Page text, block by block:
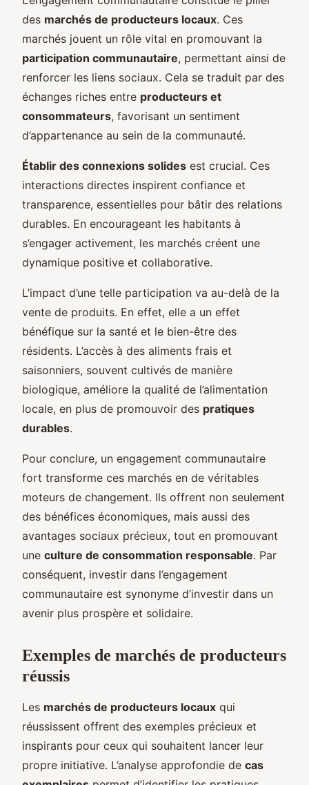
des marchés de producteurs locaux. Ces
marchés jouent un rôle vital en promouvant la
participation communautaire, permettant ainsi de
renforcer les liens sociaux. Cela se traduit par des
échanges riches entre producteurs et
consommateurs, favorisant un sentiment
d’appartenance au sein de la communauté.
Établir des connexions solides est crucial. Ces
interactions directes inspirent confiance et
transparence, essentielles pour bâtir des relations
durables. En encourageant les habitants à
s’engager activement, les marchés créent une
dynamique positive et collaborative.
L’impact d’une telle participation va au-delà de la
vente de produits. En effet, elle a un effet
bénéfique sur la santé et le bien-être des
résidents. L’accès à des aliments frais et
saisonniers, souvent cultivés de manière
biologique, améliore la qualité de l’alimentation
locale, en plus de promouvoir des pratiques
durables.
Pour conclure, un engagement communautaire
fort transforme ces marchés en de véritables
moteurs de changement. Ils offrent non seulement
des bénéfices économiques, mais aussi des
avantages sociaux précieux, tout en promouvant
une culture de consommation responsable. Par
conséquent, investir dans l’engagement
communautaire est synonyme d’investir dans un
avenir plus prospère et solidaire.
Exemples de marchés de producteurs
réussis
Les marchés de producteurs locaux qui
réussissent offrent des exemples précieux et
inspirants pour ceux qui souhaitent lancer leur
propre initiative. L’analyse approfondie de cas